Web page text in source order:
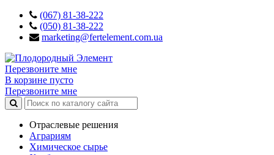
(067) 81-38-222
(050) 81-38-222
marketing@fertelement.com.ua
Перезвоните мне
В корзине пусто
Перезвоните мне
Отраслевые решения
Аграриям
Химическое сырье